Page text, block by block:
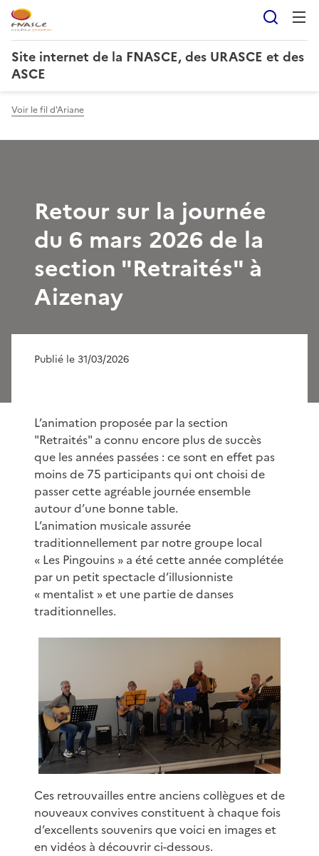
Site internet de la FNASCE, des URASCE et des
ASCE
Voir le fil d'Ariane
Retour sur la journée
du 6 mars 2026 de la
section "Retraités" à
Aizenay
Publié le 31/03/2026
L’animation proposée par la section
"Retraités" a connu encore plus de succès
que les années passées : ce sont en effet pas
moins de 75 participants qui ont choisi de
passer cette agréable journée ensemble
autour d’une bonne table.
L’animation musicale assurée
traditionnellement par notre groupe local
« Les Pingouins » a été cette année complétée
par un petit spectacle d’illusionniste
« mentalist » et une partie de danses
traditionnelles.
Ces retrouvailles entre anciens collègues et de
nouveaux convives constituent à chaque fois
d’excellents souvenirs que voici en images et
en vidéos à découvrir ci-dessous.